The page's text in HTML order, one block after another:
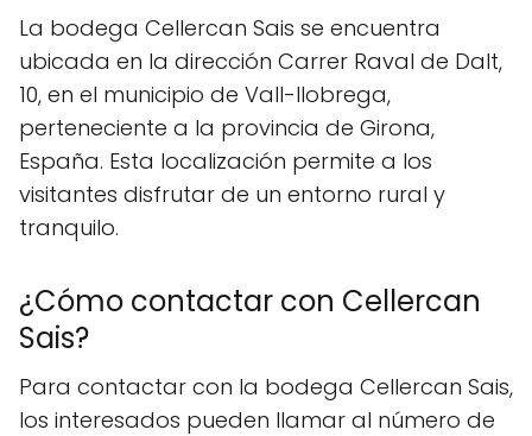
La bodega Cellercan Sais se encuentra
ubicada en la dirección Carrer Raval de Dalt,
10, en el municipio de Vall-llobrega,
perteneciente a la provincia de Girona,
España. Esta localización permite a los
visitantes disfrutar de un entorno rural y
tranquilo.
¿Cómo contactar con Cellercan
Sais?
Para contactar con la bodega Cellercan Sais,
los interesados pueden llamar al número de